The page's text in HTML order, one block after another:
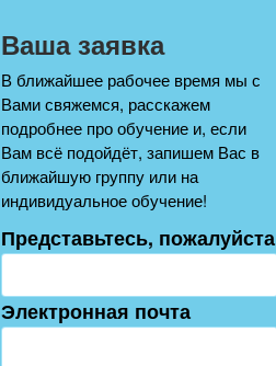
Ваша заявка
В ближайшее рабочее время мы с
Вами свяжемся, расскажем
подробнее про обучение и, если
Вам всё подойдёт, запишем Вас в
ближайшую группу или на
индивидуальное обучение!
Представьтесь, пожалуйста
Электронная почта